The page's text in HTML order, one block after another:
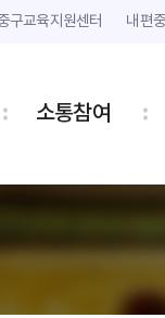
구교육지원센터 내편
소통참여